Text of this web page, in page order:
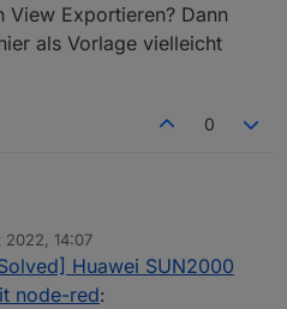
View Exportieren? Dann
als Vorlage vielleicht
0
NICHTdie FusionSolar App.
verschiedene Apps!
hat sich leider
(Hardware Defekt), deshalb
so richtig darauf zugreifen...
wenn ich vor dem
2022, 14:07
Huawei SUN2000
node-red: